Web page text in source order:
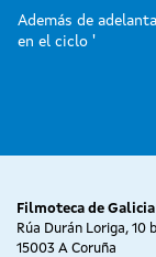
Además de
en el ciclo '
Filmoteca de Galicia
Rúa Durán Loriga, 10
15003 A Coruña